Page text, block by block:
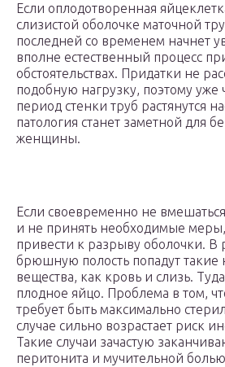
Если оплодотворенная
слизистой оболочке маточной
последней со временем начнет
вполне естественный процесс
обстоятельствах. Придатки не
подобную нагрузку, поэтому уже
период стенки труб растянутся
патология станет заметной для
женщины.
Если своевременно не
и не принять необходимые
привести к разрыву оболочки. В
брюшную полость попадут такие
вещества, как кровь и слизь.
плодное яйцо. Проблема в том,
требует быть максимально
случае сильно возрастает риск
Такие случаи зачастую
перитонита и мучительной